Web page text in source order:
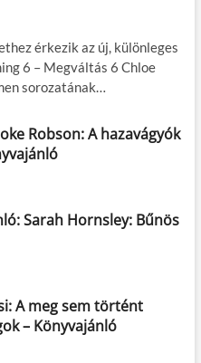
érkezik az új, különleges
6 – Megváltás 6 Chloe
sorozatának…
Robson: A hazavágyók
Sarah Hornsley: Bűnös
A meg sem történt
– Könyvajánló